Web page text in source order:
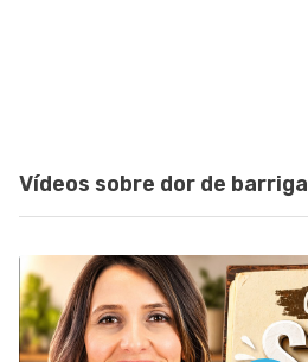
Vídeos sobre dor de barriga